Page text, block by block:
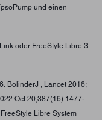
und einen
oder FreeStyle Libre 3
BolinderJ , Lancet 2016;
Oct 20;387(16):1477-
Libre System